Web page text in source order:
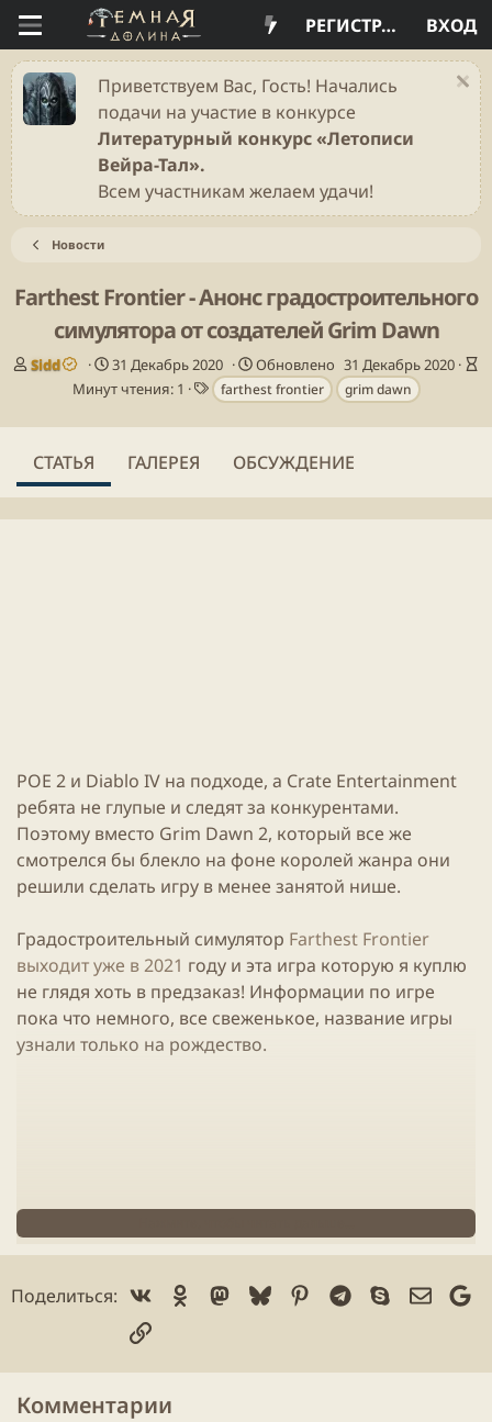
ВХОД
РЕГИСТРАЦИЯ
Приветствуем Вас, Гость! Начались
подачи на участие в конкурсе
Литературный конкурс «Летописи
Вейра-Тал».
Всем участникам желаем удачи!
Новости
Farthest Frontier - Анонс градостроительного
симулятора от создателей Grim Dawn
А
о
Sidd
Д
а
а
б
31 Декабрь 2020 Обновлено 31 Декабрь 2020
В
м
Минут чтения: 1
Т
е
г
farthest frontier grim dawn
СТАТЬЯ ГАЛЕРЕЯ ОБСУЖДЕНИЕ
POE 2 и Diablo IV на подходе, а Crate Entertainment
ребята не глупые и следят за конкурентами.
Поэтому вместо Grim Dawn 2, который все же
смотрелся бы блекло на фоне королей жанра они
решили сделать игру в менее занятой нише.
Градостроительный симулятор Farthest Frontier
выходит уже в 2021 году и эта игра которую я куплю
не глядя хоть в предзаказ! Информации по игре
пока что немного, все свеженькое, название игры
узнали только на рождество.
Поделиться: Vk Ok Mastodon
BlueskyPinterest
Telegram
Skype
Ссылка
Комментарии